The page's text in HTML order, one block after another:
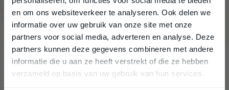
en om ons websiteverkeer te analyseren. Ook delen we
informatie over uw gebruik van onze site met onze
partners voor social media, adverteren en analyse. Deze
partners kunnen deze gegevens combineren met andere
informatie die u aan ze heeft verstrekt of die ze hebben
verzameld op basis van uw gebruik van hun services.